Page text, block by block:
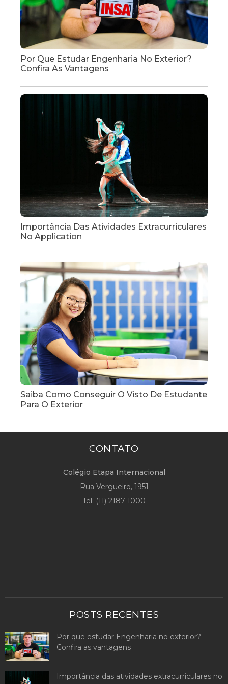
Por Que Estudar Engenharia No Exterior?
Confira As Vantagens
Importância Das Atividades Extracurriculares
No Application
Saiba Como Conseguir O Visto De Estudante
Para O Exterior
CONTATO
Colégio Etapa Internacional
Rua Vergueiro, 1951
Tel: (11) 2187-1000
POSTS RECENTES
Por que estudar Engenharia no exterior?
Confira as vantagens
Importância das atividades extracurriculares no